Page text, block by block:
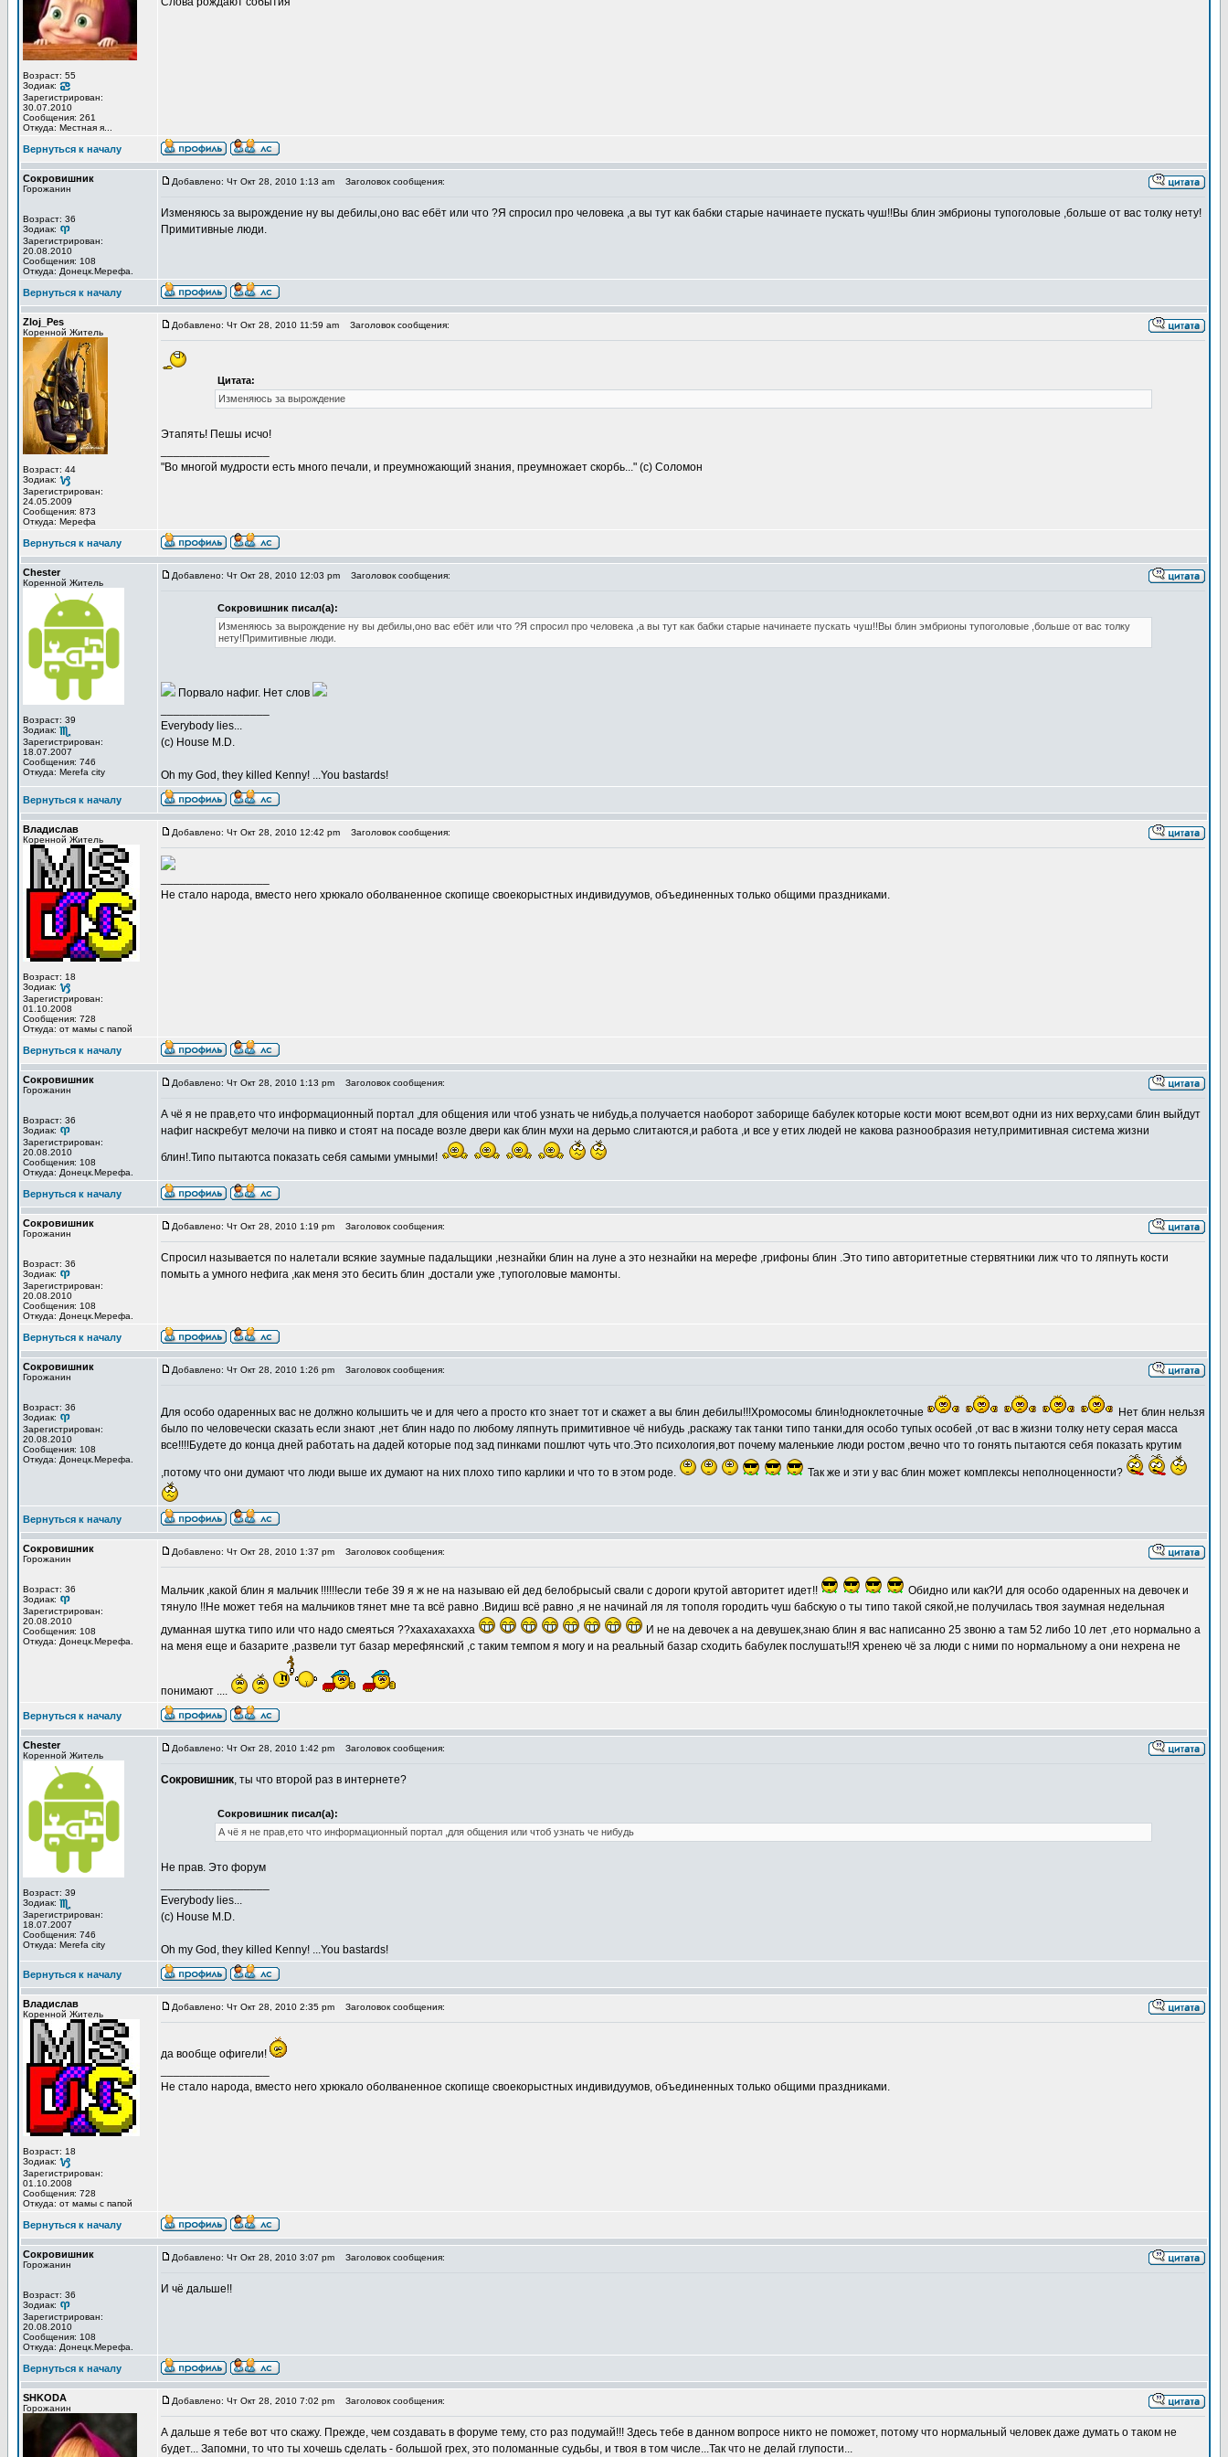
Возраст: 55
Зодиак:
Зарегистрирован:
30.07.2010
Сообщения: 261
Откуда: Местная я...
Вернуться к началу
Сокровишник
Горожанин
Возраст: 36
Зодиак:
Зарегистрирован:
20.08.2010
Сообщения: 108
Откуда: Донецк.Мерефа.
Добавлено: Чт Окт 28, 2010 1:13 am Заголовок сообщения:
Изменяюсь за вырождение ну вы дебилы,оно вас ебёт или что ?Я спросил про человека ,а вы тут как бабки старые начинаете пускать чуш!!Вы блин эмбрионы тупоголовые ,больше от вас толку нету!
Примитивные люди.
Вернуться к началу
Zloj_Pes
Коренной Житель
Возраст: 44
Зодиак:
Зарегистрирован:
24.05.2009
Сообщения: 873
Откуда: Мерефа
Добавлено: Чт Окт 28, 2010 11:59 am Заголовок сообщения:
Цитата:
Изменяюсь за вырождение
Этапять! Пешы исчо!
"Во многой мудрости есть много печали, и преумножающий знания, преумножает скорбь..." (с) Соломон
Вернуться к началу
Chester
Коренной Житель
Возраст: 39
Зодиак:
Зарегистрирован:
18.07.2007
Сообщения: 746
Откуда: Merefa city
Добавлено: Чт Окт 28, 2010 12:03 pm Заголовок сообщения:
Сокровишник писал(а):
Изменяюсь за вырождение ну вы дебилы,оно вас ебёт или что ?Я спросил про человека ,а вы тут как бабки старые начинаете пускать чуш!!Вы блин эмбрионы тупоголовые ,больше от вас толку
нету!Примитивные люди.
Порвало нафиг. Нет слов
Everybody lies...
(с) House M.D.
Oh my God, they killed Kenny! ...You bastards!
Вернуться к началу
Владислав
Коренной Житель
Возраст: 18
Зодиак:
Зарегистрирован:
01.10.2008
Сообщения: 728
Откуда: от мамы с папой
Добавлено: Чт Окт 28, 2010 12:42 pm Заголовок сообщения:
Не стало народа, вместо него хрюкало оболваненное скопище своекорыстных индивидуумов, объединенных только общими праздниками.
Вернуться к началу
Сокровишник
Горожанин
Возраст: 36
Зодиак:
Зарегистрирован:
20.08.2010
Сообщения: 108
Откуда: Донецк.Мерефа.
Добавлено: Чт Окт 28, 2010 1:13 pm Заголовок сообщения:
А чё я не прав,ето что информационный портал ,для общения или чтоб узнать че нибудь,а получается наоборот заборище бабулек которые кости моют всем,вот одни из них верху,сами блин выйдут
нафиг наскребут мелочи на пивко и стоят на посаде возле двери как блин мухи на дерьмо слитаются,и работа ,и все у етих людей не какова разнообразия нету,примитивная система жизни
блин!.Типо пытаютса показать себя самыми умными!
Вернуться к началу
Сокровишник
Горожанин
Возраст: 36
Зодиак:
Зарегистрирован:
20.08.2010
Сообщения: 108
Откуда: Донецк.Мерефа.
Добавлено: Чт Окт 28, 2010 1:19 pm Заголовок сообщения:
Спросил называется по налетали всякие заумные падальщики ,незнайки блин на луне а это незнайки на мерефе ,грифоны блин .Это типо авторитетные стервятники лиж что то ляпнуть кости
помыть а умного нефига ,как меня это бесить блин ,достали уже ,тупоголовые мамонты.
Вернуться к началу
Сокровишник
Горожанин
Возраст: 36
Зодиак:
Зарегистрирован:
20.08.2010
Сообщения: 108
Откуда: Донецк.Мерефа.
Добавлено: Чт Окт 28, 2010 1:26 pm Заголовок сообщения:
Для особо одаренных вас не должно колышить че и для чего а просто кто знает тот и скажет а вы блин дебилы!!!Хромосомы блин!одноклеточные
Нет блин нельзя
было по человечески сказать если знают ,нет блин надо по любому ляпнуть примитивное чё нибудь ,раскажу так танки типо танки,для особо тупых особей ,от вас в жизни толку нету серая масса
все!!!!Будете до конца дней работать на дадей которые под зад пинками пошлют чуть что.Это психология,вот почему маленькие люди ростом ,вечно что то гонять пытаются себя показать крутим
,потому что они думают что люди выше их думают на них плохо типо карлики и что то в этом роде. Так же и эти у вас блин может комплексы неполноценности?
Вернуться к началу
Сокровишник
Горожанин
Возраст: 36
Зодиак:
Зарегистрирован:
20.08.2010
Сообщения: 108
Откуда: Донецк.Мерефа.
Добавлено: Чт Окт 28, 2010 1:37 pm Заголовок сообщения:
Мальчик ,какой блин я мальчик !!!!!!если тебе 39 я ж не на называю ей дед белобрысый свали с дороги крутой авторитет идет!!
Обидно или как?И для особо одаренных на девочек и
тянуло !!Не может тебя на мальчиков тянет мне та всё равно .Видиш всё равно ,я не начинай ля ля тополя городить чуш бабскую о ты типо такой сякой,не получилась твоя заумная недельная
думанная шутка типо или что надо смеяться ??хахахахахха
И не на девочек а на девушек,знаю блин я вас написанно 25 звоню а там 52 либо 10 лет ,ето нормально а
на меня еще и базарите ,развели тут базар мерефянский ,с таким темпом я могу и на реальный базар сходить бабулек послушать!!Я хренею чё за люди с ними по нормальному а они нехрена не
понимают ....
Вернуться к началу
Chester
Коренной Житель
Возраст: 39
Зодиак:
Зарегистрирован:
18.07.2007
Сообщения: 746
Откуда: Merefa city
Добавлено: Чт Окт 28, 2010 1:42 pm Заголовок сообщения:
Сокровишник, ты что второй раз в интернете?
Сокровишник писал(а):
А чё я не прав,ето что информационный портал ,для общения или чтоб узнать че нибудь
Не прав. Это форум
Everybody lies...
(с) House M.D.
Oh my God, they killed Kenny! ...You bastards!
Вернуться к началу
Владислав
Коренной Житель
Возраст: 18
Зодиак:
Зарегистрирован:
01.10.2008
Сообщения: 728
Откуда: от мамы с папой
Добавлено: Чт Окт 28, 2010 2:35 pm Заголовок сообщения:
да вообще офигели!
Не стало народа, вместо него хрюкало оболваненное скопище своекорыстных индивидуумов, объединенных только общими праздниками.
Вернуться к началу
Сокровишник
Горожанин
Возраст: 36
Зодиак:
Зарегистрирован:
20.08.2010
Сообщения: 108
Откуда: Донецк.Мерефа.
Добавлено: Чт Окт 28, 2010 3:07 pm Заголовок сообщения:
И чё дальше!!
Вернуться к началу
SHKODA
Горожанин
Добавлено: Чт Окт 28, 2010 7:02 pm Заголовок сообщения:
А дальше я тебе вот что скажу. Прежде, чем создавать в форуме тему, сто раз подумай!!! Здесь тебе в данном вопросе никто не поможет, потому что нормальный человек даже думать о таком не
будет... Запомни, то что ты хочешь сделать - большой грех, это поломанные судьбы, и твоя в том числе...Так что не делай глупости...